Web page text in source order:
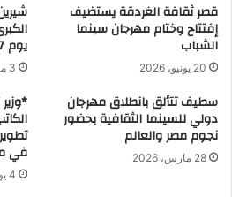
قصر ثقافة الغردقة يستضيف
إفتتاح وختام مهرجان سينما
الشباب
20 يونيو، 2026
يوم 7 أغسطس
3 مايو، 2026
سطيف تتألق بانطلاق مهرجان
دولي للسينما الثقافية بحضور
نجوم مصر والعالم
28 مارس، 2026 في
4 يونيو، 2025